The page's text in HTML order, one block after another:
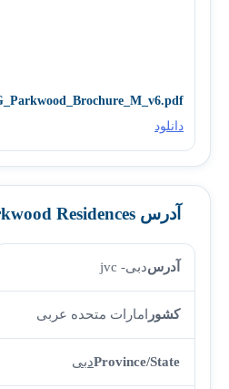
دانلود
آدرس Parkwood Residences
آدرسدبی- jvc
کشورامارات متحده عربی
Province/Stateدبی